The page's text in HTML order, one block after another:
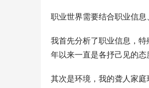
职业世界需要结合职业信息
我首先分析了职业信息，
年以来一直是各抒己见的态
其次是环境，我的聋人家